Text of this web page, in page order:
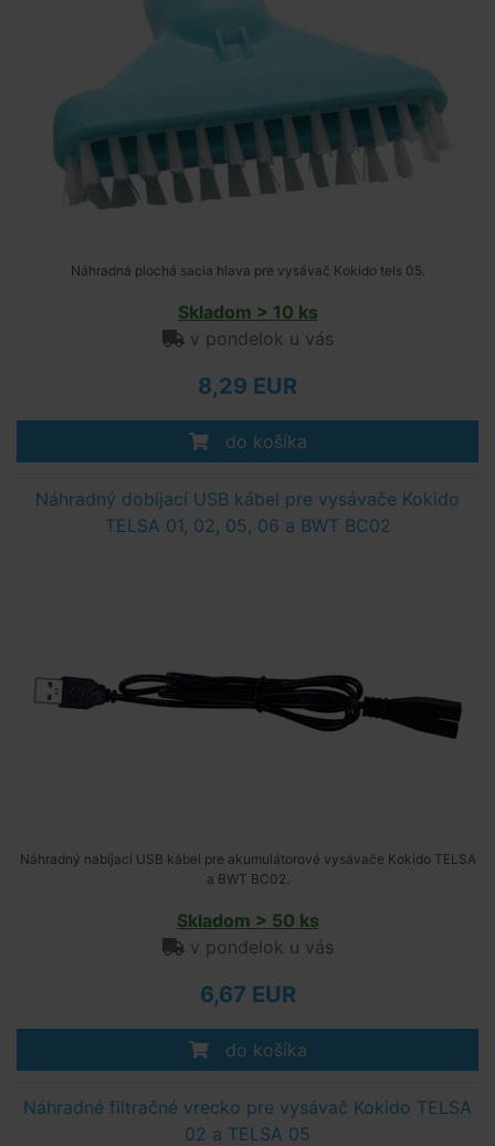
Náhradná plochá sacia hlava pre vysávač Kokido tels 05.
Skladom > 10 ks
v pondelok u vás
8,29 EUR
do košíka
Náhradný dobíjací USB kábel pre vysávače Kokido
TELSA 01, 02, 05, 06 a BWT BC02
Náhradný nabíjací USB kábel pre akumulátorové vysávače Kokido TELSA
a BWT BC02.
Skladom > 50 ks
v pondelok u vás
6,67 EUR
do košíka
Náhradné filtračné vrecko pre vysávač Kokido TELSA
02 a TELSA 05